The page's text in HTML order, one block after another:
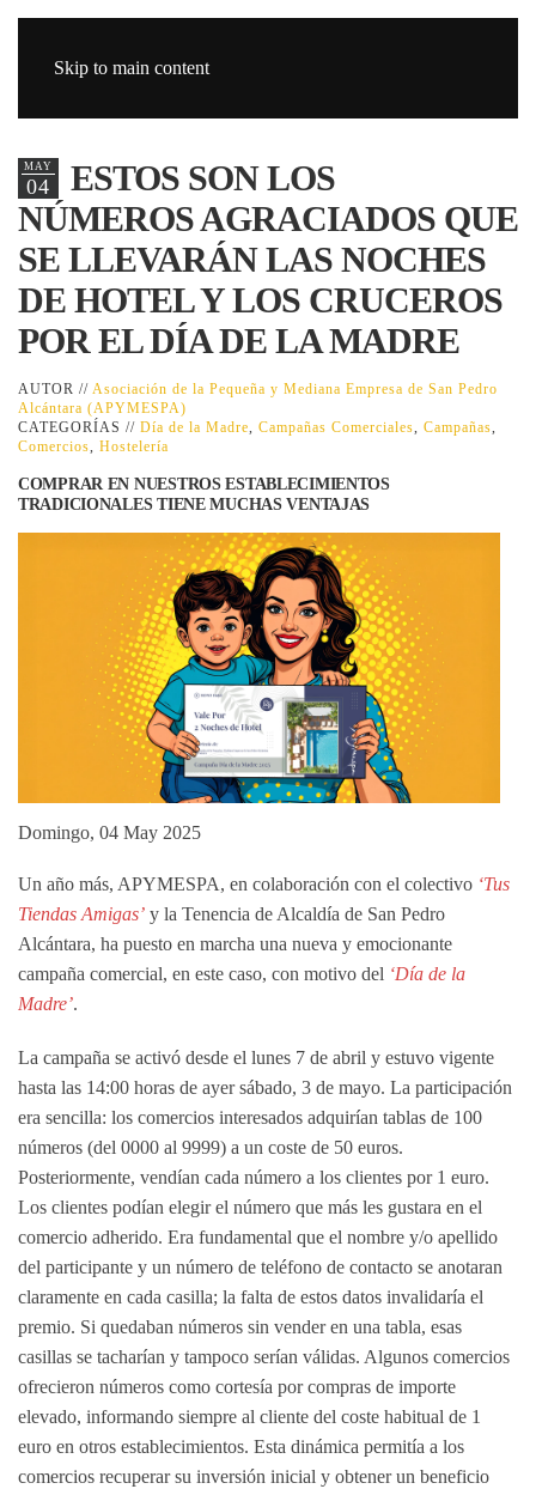
Skip to main content
MAY
04
ESTOS SON LOS
NÚMEROS AGRACIADOS QUE
SE LLEVARÁN LAS NOCHES
DE HOTEL Y LOS CRUCEROS
POR EL DÍA DE LA MADRE
AUTOR // Asociación de la Pequeña y Mediana Empresa de San Pedro
Alcántara (APYMESPA)
CATEGORÍAS // Día de la Madre Campañas Comerciales Campañas
Comercios
Hostelería
COMPRAR EN NUESTROS ESTABLECIMIENTOS
TRADICIONALES TIENE MUCHAS VENTAJAS
Domingo, 04 May 2025
Un año más, APYMESPA, en colaboración con el colectivo ‘Tus
Tiendas Amigas’ y la Tenencia de Alcaldía de San Pedro
Alcántara, ha puesto en marcha una nueva y emocionante
campaña comercial, en este caso, con motivo del ‘Día de la
Madre’.
La campaña se activó desde el lunes 7 de abril y estuvo vigente
hasta las 14:00 horas de ayer sábado, 3 de mayo. La participación
era sencilla: los comercios interesados adquirían tablas de 100
números (del 0000 al 9999) a un coste de 50 euros.
Posteriormente, vendían cada número a los clientes por 1 euro.
Los clientes podían elegir el número que más les gustara en el
comercio adherido. Era fundamental que el nombre y/o apellido
del participante y un número de teléfono de contacto se anotaran
claramente en cada casilla; la falta de estos datos invalidaría el
premio. Si quedaban números sin vender en una tabla, esas
casillas se tacharían y tampoco serían válidas. Algunos comercios
ofrecieron números como cortesía por compras de importe
elevado, informando siempre al cliente del coste habitual de 1
euro en otros establecimientos. Esta dinámica permitía a los
comercios recuperar su inversión inicial y obtener un beneficio